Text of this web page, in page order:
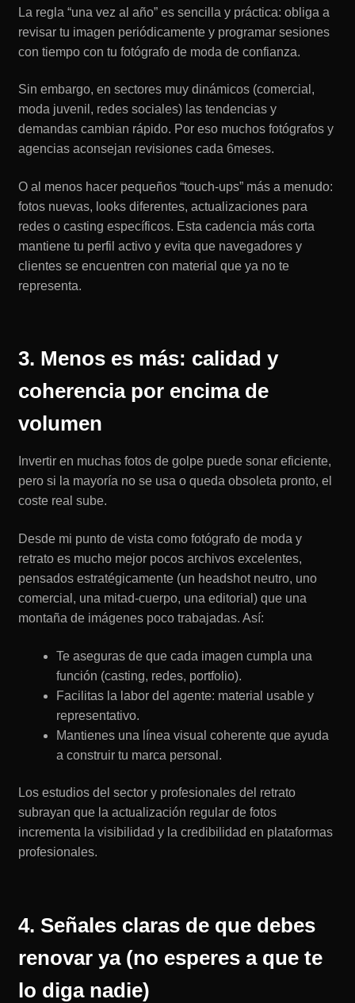
La regla “una vez al año” es sencilla y práctica: obliga a
revisar tu imagen periódicamente y programar sesiones
con tiempo con tu fotógrafo de moda de confianza.
Sin embargo, en sectores muy dinámicos (comercial,
moda juvenil, redes sociales) las tendencias y
demandas cambian rápido. Por eso muchos fotógrafos y
agencias aconsejan revisiones cada 6meses.
O al menos hacer pequeños “touch-ups” más a menudo:
fotos nuevas, looks diferentes, actualizaciones para
redes o casting específicos. Esta cadencia más corta
mantiene tu perfil activo y evita que navegadores y
clientes se encuentren con material que ya no te
representa.
3. Menos es más: calidad y
coherencia por encima de
volumen
Invertir en muchas fotos de golpe puede sonar eficiente,
pero si la mayoría no se usa o queda obsoleta pronto, el
coste real sube.
Desde mi punto de vista como fotógrafo de moda y
retrato es mucho mejor pocos archivos excelentes,
pensados estratégicamente (un headshot neutro, uno
comercial, una mitad-cuerpo, una editorial) que una
montaña de imágenes poco trabajadas. Así:
Te aseguras de que cada imagen cumpla una
función (casting, redes, portfolio).
Facilitas la labor del agente: material usable y
representativo.
Mantienes una línea visual coherente que ayuda
a construir tu marca personal.
Los estudios del sector y profesionales del retrato
subrayan que la actualización regular de fotos
incrementa la visibilidad y la credibilidad en plataformas
profesionales.
4. Señales claras de que debes
renovar ya (no esperes a que te
lo diga nadie)